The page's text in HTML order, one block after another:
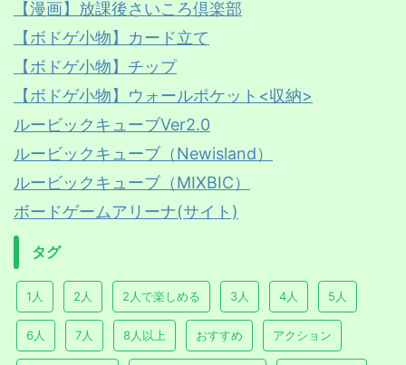
【漫画】放課後さいころ倶楽部
【ボドゲ小物】カード立て
【ボドゲ小物】チップ
【ボドゲ小物】ウォールポケット<収納>
ルービックキューブVer2.0
ルービックキューブ（Newisland）
ルービックキューブ（MIXBIC）
ボードゲームアリーナ(サイト)
タグ
1人 2人 2人で楽しめる 3人 4人 5人
6人 7人 8人以上 おすすめ アクション